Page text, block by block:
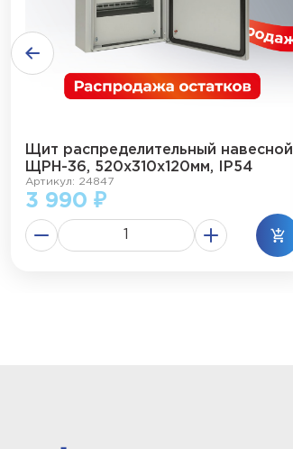
Щит распределительный навесной
ЩРН-36, 520х310х120мм, IP54
Артикул: 24847
3 990 ₽